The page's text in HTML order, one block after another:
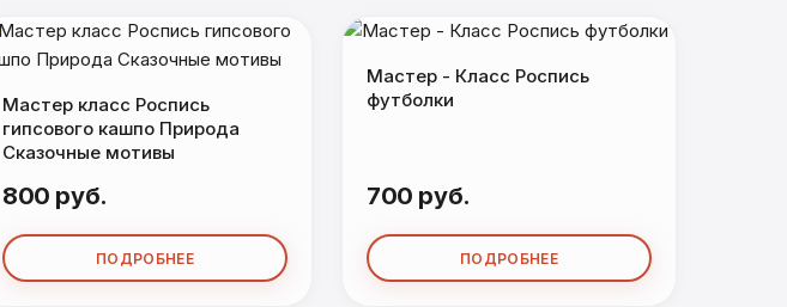
Мастер класс Роспись
гипсового кашпо Природа
Сказочные мотивы
800 руб.
ПОДРОБНЕЕ
Мастер - Класс Роспись
футболки
700 руб.
ПОДРОБНЕЕ